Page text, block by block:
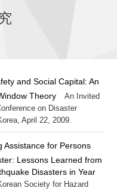
and Social Capital: An
Theory
An Invited
on Disaster
April 22, 2009.
Assistance for Persons
Lessons Learned from
Disasters in Year
Society for Hazard